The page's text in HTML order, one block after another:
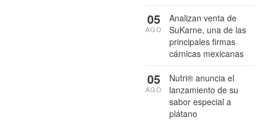
Analizan venta de
SuKarne, una de las
principales firmas
cárnicas mexicanas
05
AGO
Nutri® anuncia el
lanzamiento de su
sabor especial a
plátano
05
AGO